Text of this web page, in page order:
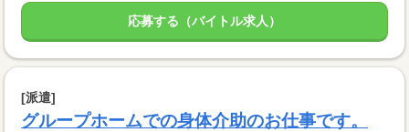
応募する（バイトル求人）
[派遣]
グループホームでの身体介助のお仕事です。